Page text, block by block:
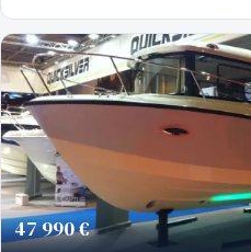
47 990 €